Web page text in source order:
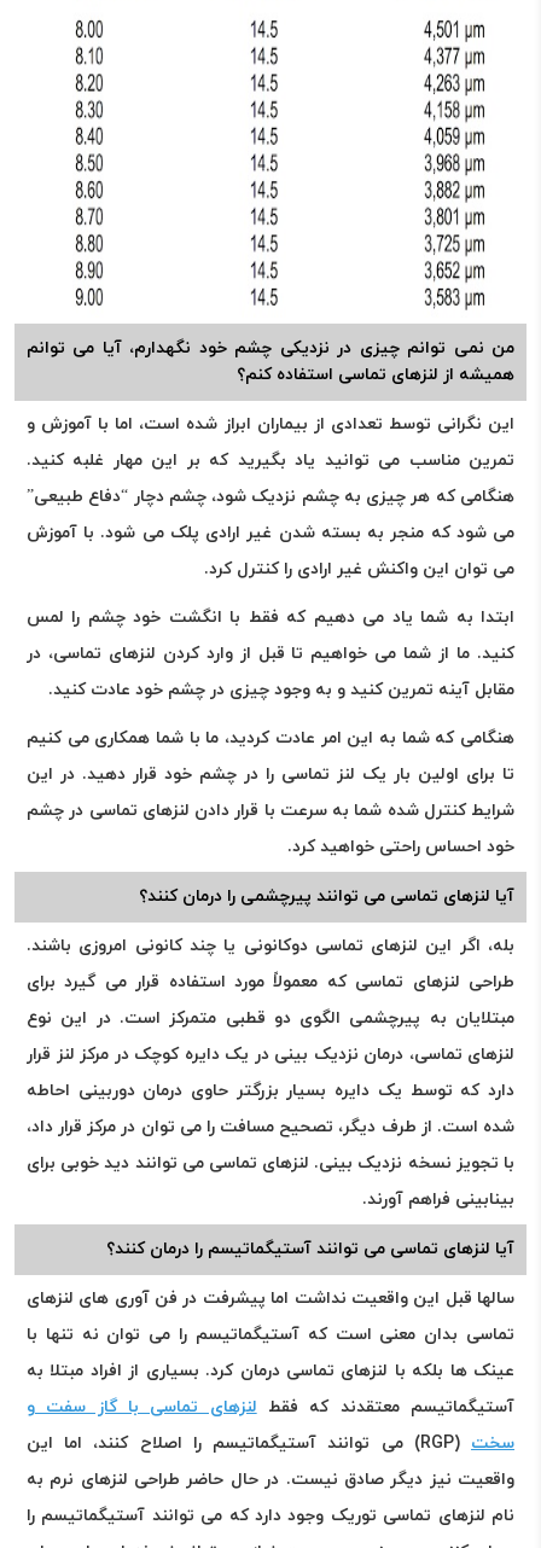
من نمی توانم چیزی در نزدیکی چشم خود نگهدارم، آیا می توانم
همیشه از لنزهای تماسی استفاده کنم؟
این نگرانی توسط تعدادی از بیماران ابراز شده است، اما با آموزش و
تمرین مناسب می توانید یاد بگیرید که بر این مهار غلبه کنید.
هنگامی که هر چیزی به چشم نزدیک شود، چشم دچار “دفاع طبیعی”
می شود که منجر به بسته شدن غیر ارادی پلک می شود. با آموزش
می توان این واکنش غیر ارادی را کنترل کرد.
ابتدا به شما یاد می دهیم که فقط با انگشت خود چشم را لمس
کنید. ما از شما می خواهیم تا قبل از وارد کردن لنزهای تماسی، در
مقابل آینه تمرین کنید و به وجود چیزی در چشم خود عادت کنید.
هنگامی که شما به این امر عادت کردید، ما با شما همکاری می کنیم
تا برای اولین بار یک لنز تماسی را در چشم خود قرار دهید. در این
شرایط کنترل شده شما به سرعت با قرار دادن لنزهای تماسی در چشم
خود احساس راحتی خواهید کرد.
آیا لنزهای تماسی می توانند پیرچشمی را درمان کنند؟
بله، اگر این لنزهای تماسی دوکانونی یا چند کانونی امروزی باشند.
طراحی لنزهای تماسی که معمولاً مورد استفاده قرار می گیرد برای
مبتلایان به پیرچشمی الگوی دو قطبی متمرکز است. در این نوع
لنزهای تماسی، درمان نزدیک بینی در یک دایره کوچک در مرکز لنز قرار
دارد که توسط یک دایره بسیار بزرگتر حاوی درمان دوربینی احاطه
شده است. از طرف دیگر، تصحیح مسافت را می توان در مرکز قرار داد،
با تجویز نسخه نزدیک بینی. لنزهای تماسی می توانند دید خوبی برای
بینابینی فراهم آورند.
آیا لنزهای تماسی می توانند آستیگماتیسم را درمان کنند؟
سالها قبل این واقعیت نداشت اما پیشرفت در فن آوری های لنزهای
تماسی بدان معنی است که آستیگماتیسم را می توان نه تنها با
عینک ها بلکه با لنزهای تماسی درمان کرد. بسیاری از افراد مبتلا به
آستیگماتیسم معتقدند که فقطلنزهای تماسی با گاز سفت و
سخت
(RGP) می توانند آستیگماتیسم را اصلاح کنند، اما این
واقعیت نیز دیگر صادق نیست. در حال حاضر طراحی لنزهای نرم به
نام لنزهای تماسی توریک وجود دارد که می توانند آستیگماتیسم را